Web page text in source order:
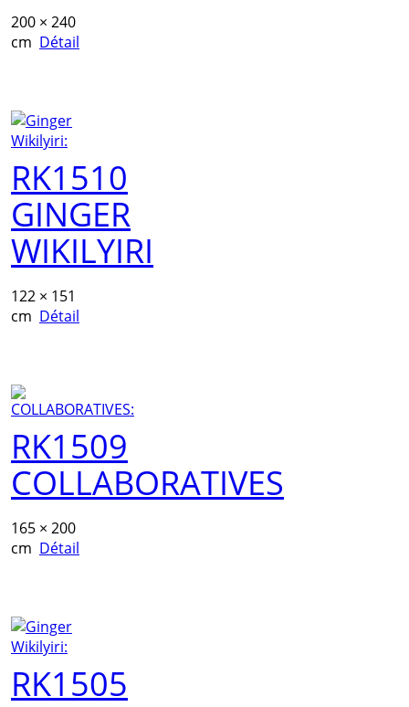
200 × 240
cm Détail
RK1510
GINGER
WIKILYIRI
122 × 151
cm Détail
RK1509
COLLABORATIVES
165 × 200
cm Détail
RK1505